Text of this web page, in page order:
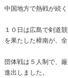
中国地方で熱戦が続
１０日は広島で剣道
を果たした樟南が、
団体戦は５人制で、
進出しました。